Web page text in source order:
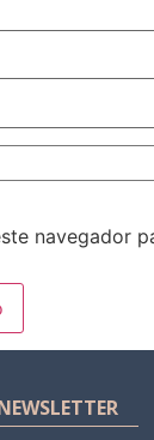
navegador